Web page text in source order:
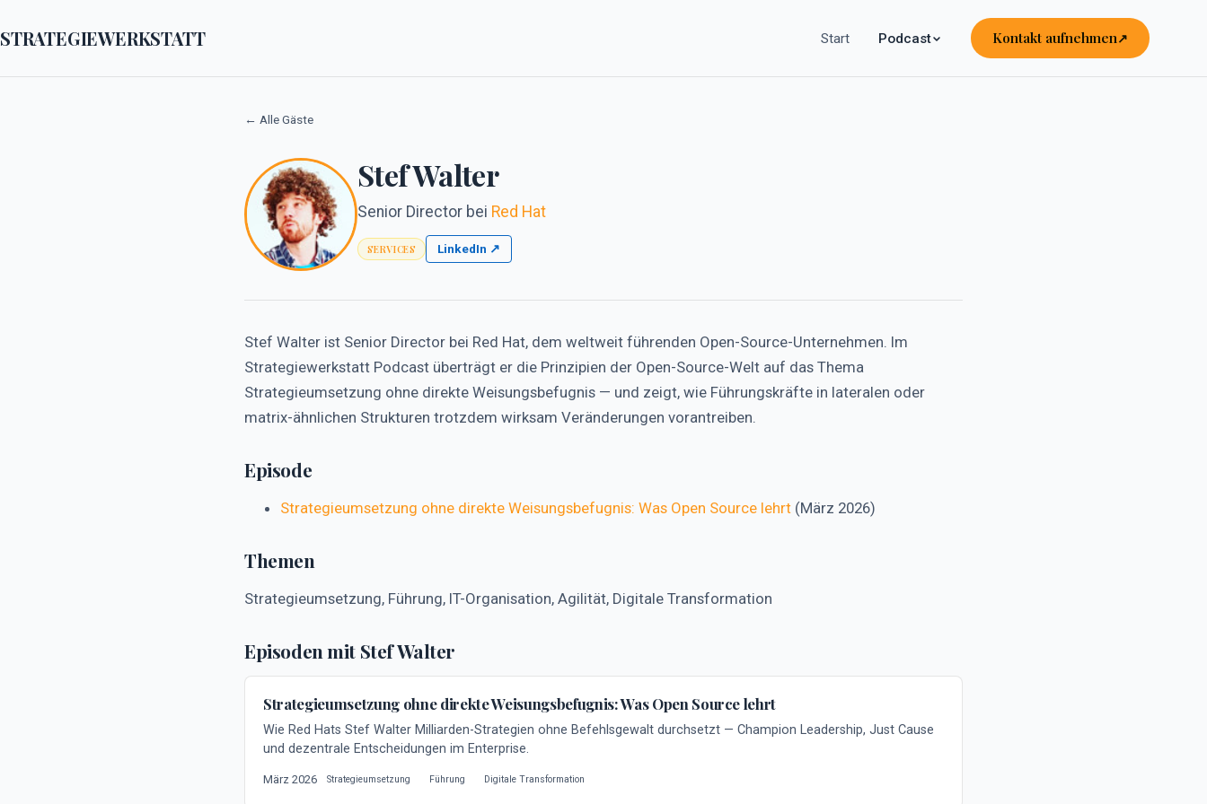
STRATEGIEWERKSTATT Start Podcast Kontakt aufnehmen
← Alle Gäste
Stef Walter
Senior Director bei Red Hat
SERVICES LinkedIn ↗
Stef Walter ist Senior Director bei Red Hat, dem weltweit führenden Open-Source-Unternehmen. Im
Strategiewerkstatt Podcast überträgt er die Prinzipien der Open-Source-Welt auf das Thema
Strategieumsetzung ohne direkte Weisungsbefugnis — und zeigt, wie Führungskräfte in lateralen oder
matrix-ähnlichen Strukturen trotzdem wirksam Veränderungen vorantreiben.
Episode
Strategieumsetzung ohne direkte Weisungsbefugnis: Was Open Source lehrt (März 2026)
Themen
Strategieumsetzung, Führung, IT-Organisation, Agilität, Digitale Transformation
Episoden mit Stef Walter
Strategieumsetzung ohne direkte Weisungsbefugnis: Was Open Source lehrt
Wie Red Hats Stef Walter Milliarden-Strategien ohne Befehlsgewalt durchsetzt — Champion Leadership, Just Cause
und dezentrale Entscheidungen im Enterprise.
März 2026 Strategieumsetzung Führung Digitale Transformation